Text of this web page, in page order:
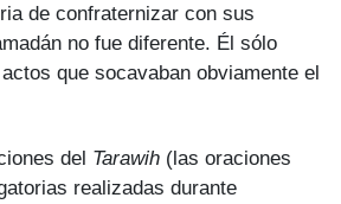
de confraternizar con sus
no fue diferente. Él sólo
que socavaban obviamente el
del Tarawih (las oraciones
realizadas durante